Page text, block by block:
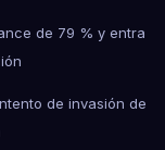
de 79 % y entra
de invasión de